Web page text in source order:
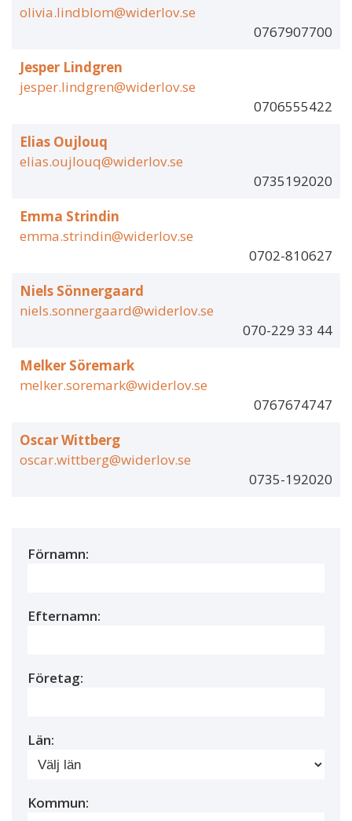
olivia.lindblom@widerlov.se
0767907700
Jesper Lindgren
jesper.lindgren@widerlov.se
0706555422
Elias Oujlouq
elias.oujlouq@widerlov.se
0735192020
Emma Strindin
emma.strindin@widerlov.se
0702-810627
Niels Sönnergaard
niels.sonnergaard@widerlov.se
070-229 33 44
Melker Söremark
melker.soremark@widerlov.se
0767674747
Oscar Wittberg
oscar.wittberg@widerlov.se
0735-192020
Förnamn:
Efternamn:
Företag:
Län:
Kommun: